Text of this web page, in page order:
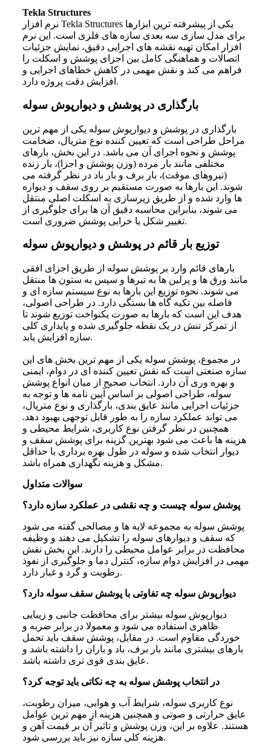
Tekla Structures
نرم افزار Tekla Structures یکی از پیشرفته ترین ابزارها
برای مدل سازی سه بعدی سازه های فلزی است. این نرم
افزار امکان تهیه نقشه های اجرایی دقیق، نمایش جزئیات
اتصالات و هماهنگی کامل بین اجزای پوشش و اسکلت را
فراهم می کند و نقش مهمی در کاهش خطاهای اجرایی و
افزایش دقت پروژه دارد.
بارگذاری در پوشش و دیوارپوش سوله
بارگذاری در پوشش و دیوارپوش سوله یکی از مهم ترین
مراحل طراحی است که تعیین کننده نوع متریال، ضخامت
پوشش و نحوه اجرای آن می باشد. در این بخش، بارهای
مختلفی مانند بار مرده (وزن پوشش و اجزا)، بار زنده
(نیروهای موقت)، بار برف و بار باد در نظر گرفته می
شوند. این بارها به صورت مستقیم بر روی سقف و دیواره
ها وارد شده و از طریق زیرسازی به اسکلت اصلی منتقل
می شوند، بنابراین محاسبه دقیق آن ها برای جلوگیری از
تغییر شکل یا خرابی پوشش ضروری است.
توزیع بار قائم در پوشش و دیوارپوش سوله
بارهای قائم وارد بر پوشش سوله از طریق اجزای افقی
مانند ورق ها و پرلین ها به تیرها و سپس به ستون ها منتقل
می شوند. نحوه توزیع این بارها به نوع سیستم سازه ای و
فاصله بین تکیه گاه ها بستگی دارد. در طراحی اصولی،
هدف این است که بارها به صورت یکنواخت توزیع شوند تا
از تمرکز تنش در یک نقطه جلوگیری شده و پایداری کلی
سازه افزایش یابد.
در مجموع، پوشش سوله یکی از مهم ترین بخش های این
سازه صنعتی است که نقش تعیین کننده ای در دوام، ایمنی
و بهره وری آن دارد. انتخاب صحیح از میان انواع پوشش
سوله، طراحی اصولی بر اساس آیین نامه ها و توجه به
جزئیات اجرایی مانند عایق بندی، بارگذاری و نوع متریال،
می تواند عملکرد سازه را به طور قابل توجهی بهبود دهد.
همچنین در نظر گرفتن نوع کاربری، شرایط محیطی و
هزینه ها باعث می شود بهترین گزینه برای پوشش سقف و
دیوار انتخاب شده و سوله در طول بهره برداری با حداقل
مشکل و هزینه نگهداری همراه باشد.
سوالات متداول
پوشش سوله چیست و چه نقشی در عملکرد سازه دارد؟
پوشش سوله به مجموعه لایه ها و مصالحی گفته می شود
که سقف و دیوارهای سوله را تشکیل می دهند و وظیفه
محافظت در برابر عوامل محیطی را دارند. این بخش نقش
مهمی در افزایش دوام سازه، کنترل دما و جلوگیری از نفوذ
رطوبت و گرد و غبار دارد.
دیوارپوش سوله چه تفاوتی با پوشش سقف سوله دارد؟
دیوارپوش سوله بیشتر برای محافظت جانبی و زیبایی
ظاهری استفاده می شود و معمولا در برابر ضربه و
خوردگی مقاوم است. در مقابل، پوشش سقف باید تحمل
بارهای بیشتری مانند بار برف، باد و باران را داشته باشد و
عایق بندی قوی تری داشته باشد.
در انتخاب پوشش سوله به چه نکاتی باید توجه کرد؟
نوع کاربری سوله، شرایط آب و هوایی، میزان رطوبت،
عایق حرارتی و صوتی و همچنین هزینه از مهم ترین عوامل
هستند. علاوه بر این، وزن پوشش و تاثیر آن بر قیمت آهن و
هزینه کلی سازه نیز باید بررسی شود.